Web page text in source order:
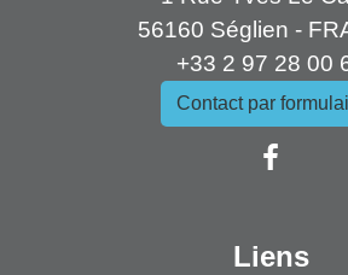
56160 Séglien -
+33 2 97 28 00
Contact par
Liens